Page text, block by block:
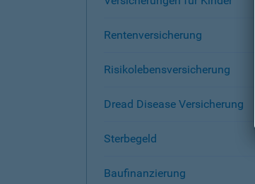
Rentenversicherung
Risikolebensversicherung
Dread Disease Versicherung
Sterbegeld
Baufinanzierung